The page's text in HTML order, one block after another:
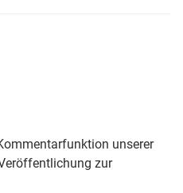
unserer
zur